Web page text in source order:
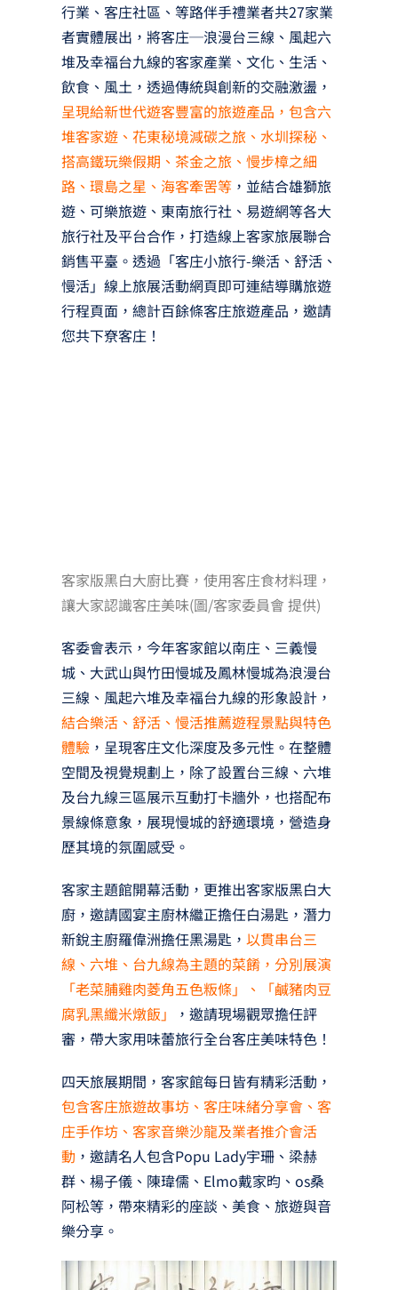
行業、客庄社區、等路伴手禮業者共27家業
者實體展出，將客庄─浪漫台三線、風起六
堆及幸福台九線的客家產業、文化、生活、
飲食、風土，透過傳統與創新的交融激盪，
呈現給新世代遊客豐富的旅遊產品，包含六
堆客家遊、花東秘境減碳之旅、水圳探秘、
搭高鐵玩樂假期、茶金之旅、慢步樟之細
路、環島之星、海客牽罟等，並結合雄獅旅
遊、可樂旅遊、東南旅行社、易遊網等各大
旅行社及平台合作，打造線上客家旅展聯合
銷售平臺。透過「客庄小旅行-樂活、舒活、
慢活」線上旅展活動網頁即可連結導購旅遊
行程頁面，總計百餘條客庄旅遊產品，邀請
您共下尞客庄！
客家版黑白大廚比賽，使用客庄食材料理，
讓大家認識客庄美味(圖/客家委員會 提供)
客委會表示，今年客家館以南庄、三義慢
城、大武山與竹田慢城及鳳林慢城為浪漫台
三線、風起六堆及幸福台九線的形象設計，
結合樂活、舒活、慢活推薦遊程景點與特色
體驗，呈現客庄文化深度及多元性。在整體
空間及視覺規劃上，除了設置台三線、六堆
及台九線三區展示互動打卡牆外，也搭配布
景線條意象，展現慢城的舒適環境，營造身
歷其境的氛圍感受。
客家主題館開幕活動，更推出客家版黑白大
廚，邀請國宴主廚林繼正擔任白湯匙，潛力
新銳主廚羅偉洲擔任黑湯匙， 以貫串台三
線、六堆、台九線為主題的菜餚，分別展演
「老菜脯雞肉菱角五色粄條」、「鹹豬肉豆
腐乳黑纖米燉飯」
，邀請現場觀眾擔任評
審，帶大家用味蕾旅行全台客庄美味特色！
四天旅展期間，客家館每日皆有精彩活動，
包含客庄旅遊故事坊、客庄味緒分享會、客
庄手作坊、客家音樂沙龍及業者推介會活
動 ，邀請名人包含Popu Lady宇珊、梁赫
群、楊子儀、陳瑋儒、Elmo戴家昀、os桑
阿松等，帶來精彩的座談、美食、旅遊與音
樂分享。